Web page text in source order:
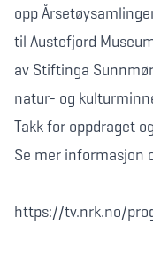
opp
til Austefjord
av Stiftinga
natur- og
Takk for oppdraget
Se mer informasjon
https://tv.nrk.no/